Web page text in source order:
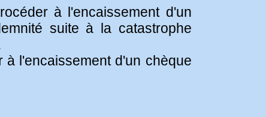
à l'encaissement d'un
suite à la catastrophe
l'encaissement d'un chèque